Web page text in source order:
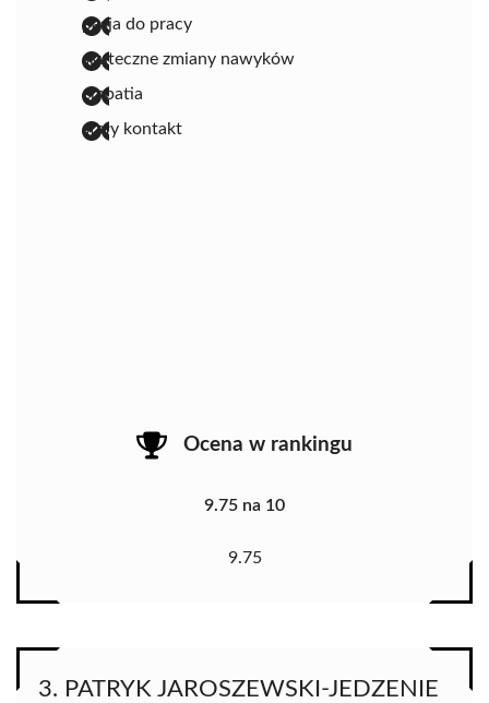
pasja do pracy
skuteczne zmiany nawyków
empatia
stały kontakt
Ocena w rankingu
9.75 na 10
9.75
3. PATRYK JAROSZEWSKI-JEDZENIE